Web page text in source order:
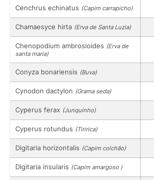
Cenchrus echinatus (Capim carrapicho)
Chamaesyce hirta (Erva de Santa Luzia)
Chenopodium ambrosioides (Erva de
santa maria)
Conyza bonariensis (Buva)
Cynodon dactylon (Grama seda)
Cyperus ferax (Junquinho)
Cyperus rotundus (Tiririca)
Digitaria horizontalis (Capim colchão)
Digitaria insularis (Capim amargoso )